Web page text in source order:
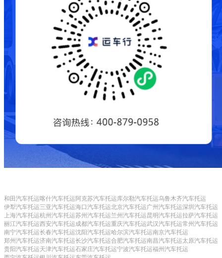
和田汽车托运喀什汽车托运阿克苏汽车托运库尔勒汽车托运乌鲁木齐汽车托运
伊犁汽车托运三亚汽车托运海口汽车托运北京汽车托运广州汽车托运深圳汽车托运
上海汽车托运杭州汽车托运苏州汽车托运兰州汽车托运昆明汽车托运拉萨汽车托运
丽江汽车托运西安汽车托运成都汽车托运重庆汽车托运武汉汽车托运常州汽车托运
南宁汽车托运长春汽车托运沈阳汽车托运哈尔滨汽车托运南京汽车托运
郑州汽车托运济南汽车托运长沙汽车托运合肥汽车托运南昌汽车托运太原汽车托运
贵阳汽车托运天津汽车托运石家庄汽车托运宁波汽车托运福州汽车托运